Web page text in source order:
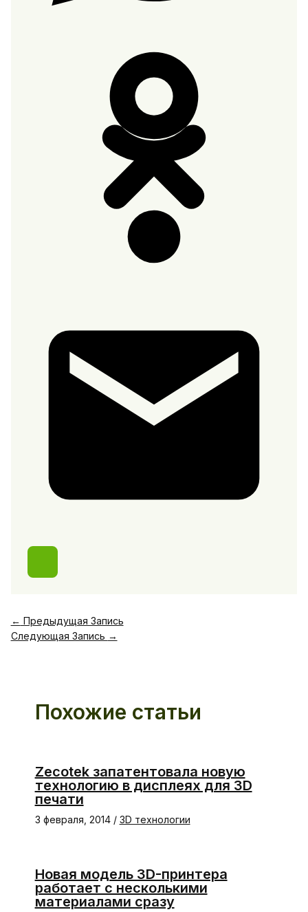
← Предыдущая Запись
Следующая Запись →
Похожие статьи
Zecotek запатентовала новую
технологию в дисплеях для 3D
печати
3 февраля, 2014 / 3D технологии
Новая модель 3D-принтера
работает с несколькими
материалами сразу